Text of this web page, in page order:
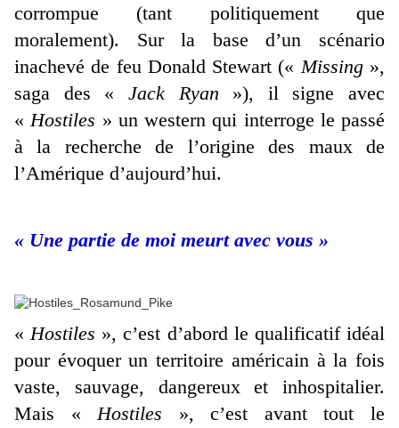
corrompue (tant politiquement que
moralement). Sur la base d’un scénario
inachevé de feu Donald Stewart (« Missing »,
saga des « Jack Ryan »), il signe avec
« Hostiles » un western qui interroge le passé
à la recherche de l’origine des maux de
l’Amérique d’aujourd’hui.
« Une partie de moi meurt avec vous »
«Hostiles », c’est d’abord le qualificatif idéal
pour évoquer un territoire américain à la fois
vaste, sauvage, dangereux et inhospitalier.
Mais «Hostiles », c’est avant tout le